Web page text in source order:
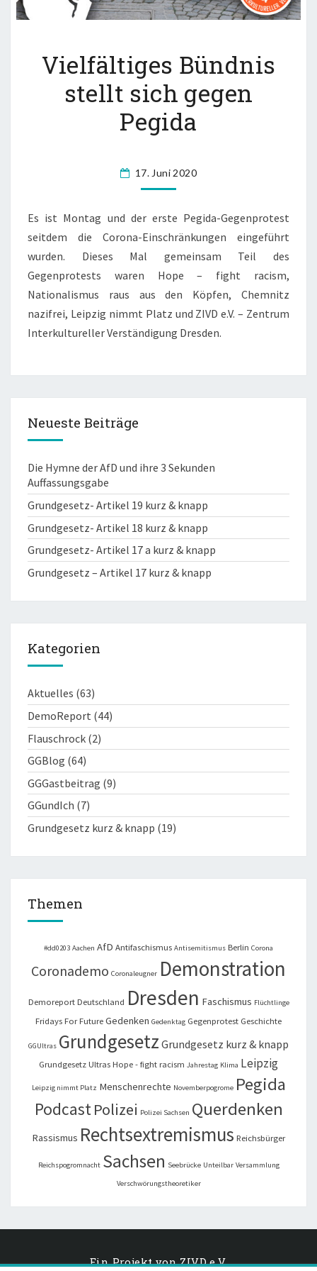
BÜNDNIS
STELLT
SICH
GEGEN
PEGIDA
Vielfältiges Bündnis
stellt sich gegen
Pegida
17. Juni 2020
Es ist Montag und der erste Pegida-Gegenprotest
seitdem die Corona-Einschränkungen eingeführt
wurden. Dieses Mal gemeinsam Teil des
Gegenprotests waren Hope – fight racism,
Nationalismus raus aus den Köpfen, Chemnitz
nazifrei, Leipzig nimmt Platz und ZIVD e.V. – Zentrum
Interkultureller Verständigung Dresden.
Neueste Beiträge
Die Hymne der AfD und ihre 3 Sekunden
Auffassungsgabe
Grundgesetz- Artikel 19 kurz & knapp
Grundgesetz- Artikel 18 kurz & knapp
Grundgesetz- Artikel 17 a kurz & knapp
Grundgesetz – Artikel 17 kurz & knapp
Kategorien
Aktuelles (63)
DemoReport (44)
Flauschrock (2)
GGBlog (64)
GGGastbeitrag (9)
GGundIch (7)
Grundgesetz kurz & knapp (19)
Themen
#dd0203 Aachen AfD Antifaschismus Antisemitismus Berlin Corona
Coronademo Coronaleugner Demonstration
Demoreport Deutschland Dresden Faschismus Flüchtlinge
Fridays For FutureGedenken Gedenktag Gegenprotest Geschichte
GGUltras Grundgesetz Grundgesetz kurz & knapp
Grundgesetz UltrasHope - fight racism Jahrestag Klima Leipzig
Leipzig nimmt Platz Menschenrechte Novemberpogrome Pegida
Podcast Polizei Polizei Sachsen Querdenken
Rassismus Rechtsextremismus Reichsbürger
Reichspogromnacht Sachsen Seebrücke Unteilbar Versammlung
Verschwörungstheoretiker
Ein Projekt vonZIVD e.V.